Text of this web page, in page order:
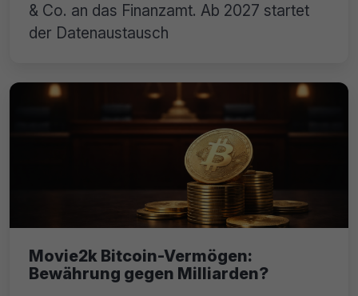
& Co. an das Finanzamt. Ab 2027 startet
der Datenaustausch
Movie2k Bitcoin-Vermögen:
Bewährung gegen Milliarden?